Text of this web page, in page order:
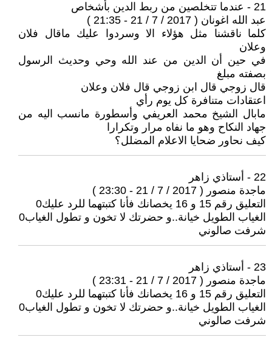
21 - عندما تتخلصين من ربط الدين بأشخاص
عبد الله اغونان ( 2017 / 7 / 21 - 21:35 )
كلما ناقشنا مثل هؤلاء الا وسردوا عليك ماقال فلان
وعلان
في حين أن الدين من عند الله وحي وحديث الرسول
بصفته مبلغ
قال زوجي قال ابن زوجي قال فلان وعلان
اعتقادات متنافرة كل يوم رأي
مابال الشيخ محمد العريفي وأسطورة مانسب اليه من
جهاد النكاح وهو ما نفاه مرار وتكرارا
كيف نحاور ضحايا الاعلام المضلل؟
22 - أستاذي زاهر
ماجدة منصور ( 2017 / 7 / 21 - 23:30 )
التعليق رقم 15 و 16 يخصانك فأنا كتبتهما للرد عليك0
الغياب الطويل خيانة..و حضرتك لا تخون و تطول الغياب0
شرفت صالوني
23 - أستاذي زاهر
ماجدة منصور ( 2017 / 7 / 21 - 23:31 )
التعليق رقم 15 و 16 يخصانك فأنا كتبتهما للرد عليك0
الغياب الطويل خيانة..و حضرتك لا تخون و تطول الغياب0
شرفت صالوني